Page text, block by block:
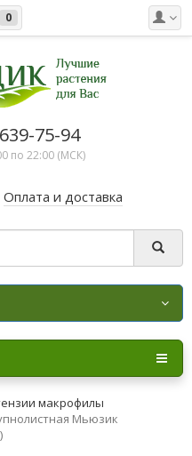
0
75-94
по 22:00 (МСК)
Оплата и доставка
макрофилы
Мьюзик